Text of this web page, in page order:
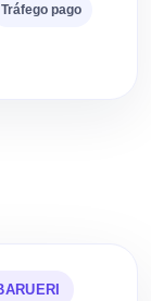
Tráfego pago